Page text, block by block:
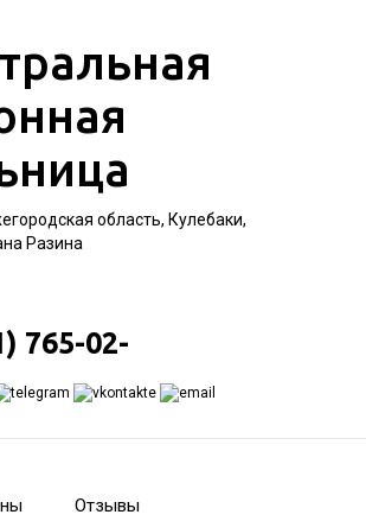
область, Кулебаки,
Разина
765-02-
Отзывы